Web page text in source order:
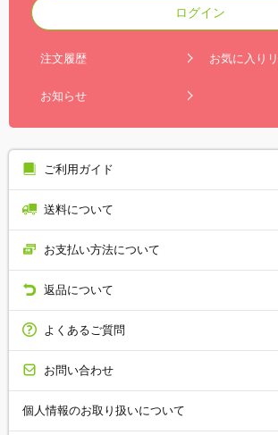
ログイン
注文履歴 お気に入り
お知らせ
ご利用ガイド
送料について
お支払い方法について
返品について
よくあるご質問
お問い合わせ
個人情報のお取り扱いについて